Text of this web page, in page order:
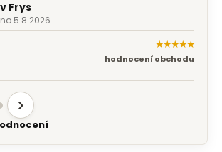
Frys
5.8.2026
★★★★★
hodnocení obchodu
›